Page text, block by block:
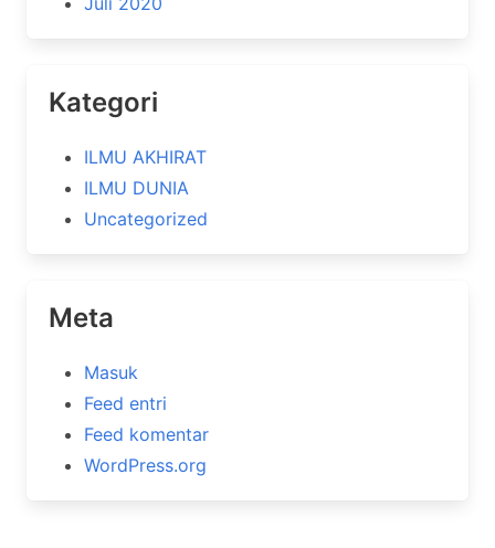
Kategori
ILMU AKHIRAT
ILMU DUNIA
Uncategorized
Meta
Masuk
Feed entri
Feed komentar
WordPress.org